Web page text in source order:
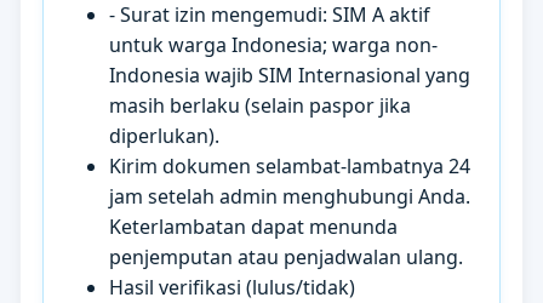
- Surat izin mengemudi: SIM A aktif
untuk warga Indonesia; warga non-
Indonesia wajib SIM Internasional yang
masih berlaku (selain paspor jika
diperlukan).
Kirim dokumen selambat-lambatnya 24
jam setelah admin menghubungi Anda.
Keterlambatan dapat menunda
penjemputan atau penjadwalan ulang.
Hasil verifikasi (lulus/tidak)